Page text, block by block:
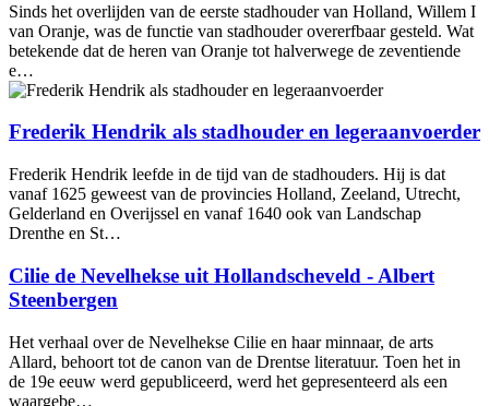
Sinds het overlijden van de eerste stadhouder van Holland, Willem I
van Oranje, was de functie van stadhouder overerfbaar gesteld. Wat
betekende dat de heren van Oranje tot halverwege de zeventiende
e…
Frederik Hendrik als stadhouder en legeraanvoerder
Frederik Hendrik leefde in de tijd van de stadhouders. Hij is dat
vanaf 1625 geweest van de provincies Holland, Zeeland, Utrecht,
Gelderland en Overijssel en vanaf 1640 ook van Landschap
Drenthe en St…
Cilie de Nevelhekse uit Hollandscheveld - Albert
Steenbergen
Het verhaal over de Nevelhekse Cilie en haar minnaar, de arts
Allard, behoort tot de canon van de Drentse literatuur. Toen het in
de 19e eeuw werd gepubliceerd, werd het gepresenteerd als een
waargebe…